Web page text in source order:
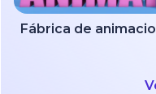
Fábrica de